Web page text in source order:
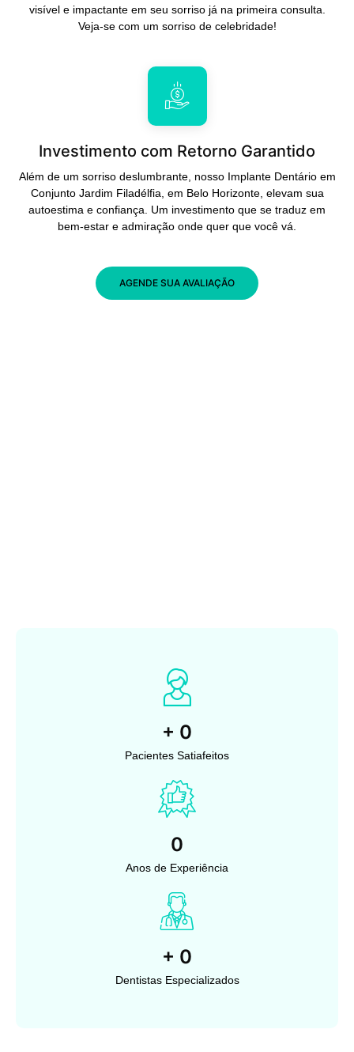
visível e impactante em seu sorriso já na primeira consulta.
Veja-se com um sorriso de celebridade!
Investimento com Retorno Garantido
Além de um sorriso deslumbrante, nosso Implante Dentário em
Conjunto Jardim Filadélfia, em Belo Horizonte, elevam sua
autoestima e confiança. Um investimento que se traduz em
bem-estar e admiração onde quer que você vá.
AGENDE SUA AVALIAÇÃO
+ 0
Pacientes Satiafeitos
0
Anos de Experiência
+ 0
Dentistas Especializados